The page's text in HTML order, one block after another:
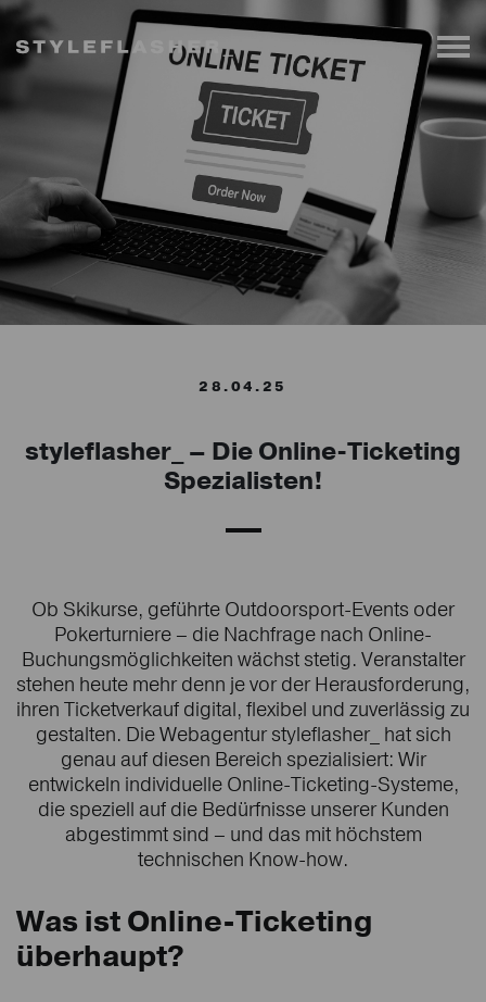
28.04.25
styleflasher_ – Die Online-Ticketing
Spezialisten!
Ob Skikurse, geführte Outdoorsport-Events oder
Pokerturniere – die Nachfrage nach Online-
Buchungsmöglichkeiten wächst stetig. Veranstalter
stehen heute mehr denn je vor der Herausforderung,
ihren Ticketverkauf digital, flexibel und zuverlässig zu
gestalten. Die Webagentur styleflasher_ hat sich
genau auf diesen Bereich spezialisiert: Wir
entwickeln individuelle Online-Ticketing-Systeme,
die speziell auf die Bedürfnisse unserer Kunden
abgestimmt sind – und das mit höchstem
technischen Know-how.
Was ist Online-Ticketing
überhaupt?